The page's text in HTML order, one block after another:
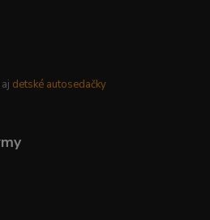
detské autosedačky